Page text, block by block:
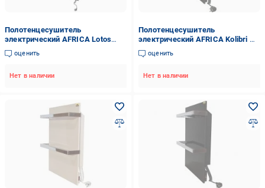
Полотенцесушитель
электрический AFRICA Lotos
black 450 Вт.
стеклокерамический с
оценить
Нет в наличии
Полотенцесушитель
электрический AFRICA Kolibri A1
grafit 250 Вт. керамический
оценить
Нет в наличии